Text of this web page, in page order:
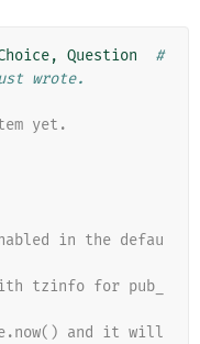
, Question
#
wrote.
yet.
in the defau
tzinfo for pub_
and it will